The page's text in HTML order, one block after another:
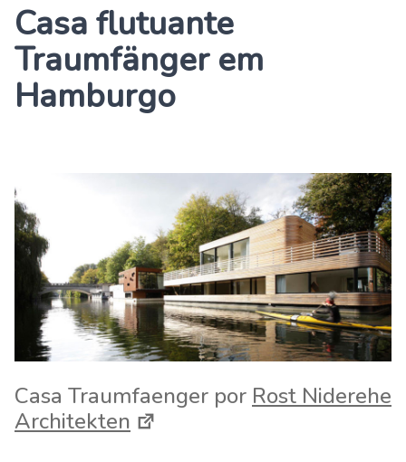
Casa flutuante
Traumfänger em
Hamburgo
Casa Traumfaenger por Rost Niderehe
Architekten